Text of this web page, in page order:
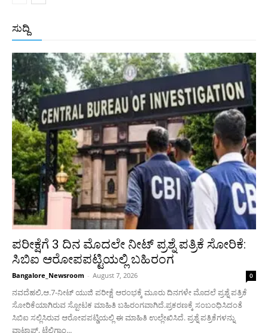
ಸುದ್ದಿ
ಪರೀಕ್ಷೆಗೆ 3 ದಿನ ಮೊದಲೇ ನೀಟ್ ಪ್ರಶ್ನೆ ಪತ್ರಿಕೆ ಸೋರಿಕೆ:
ಸಿಬಿಐ ಆರೋಪಪಟ್ಟಿಯಲ್ಲಿ ಬಹಿರಂಗ
Bangalore_Newsroom - August 7, 2026 0
ನವದೆಹಲಿ,ಆ.7-ನೀಟ್ ಯುಜಿ ಪರೀಕ್ಷೆ ಆರಂಭಕ್ಕೆ ಮೂರು ದಿನಗಳೇ ಮೊದಲೆ‌ ಪ್ರಶ್ನೆ ಪತ್ರಿಕೆ
ಸೋರಿಕೆಯಾಗಿರುವ ಸ್ಪೋಟಕ ಮಾಹಿತಿ ಬಹಿರಂಗವಾಗಿದೆ.ಪ್ರಕರಣಕ್ಕೆ ಸಂಬಂಧಿಸಿದಂತೆ
ಸಿಬಿಐ ಸಲ್ಲಿಸಿರುವ ಆರೋಪಪಟ್ಡಿಯಲ್ಲಿ ಈ ಮಾಹಿತಿ ಉಲ್ಲೇಖಿಸಿದೆ. ಪ್ರಶ್ನೆ ಪತ್ರಿಕೆಗಳನ್ನು
ವಾಟ್ಸಾಪ್, ಟೆಲಿಗ್ರಾಂ...